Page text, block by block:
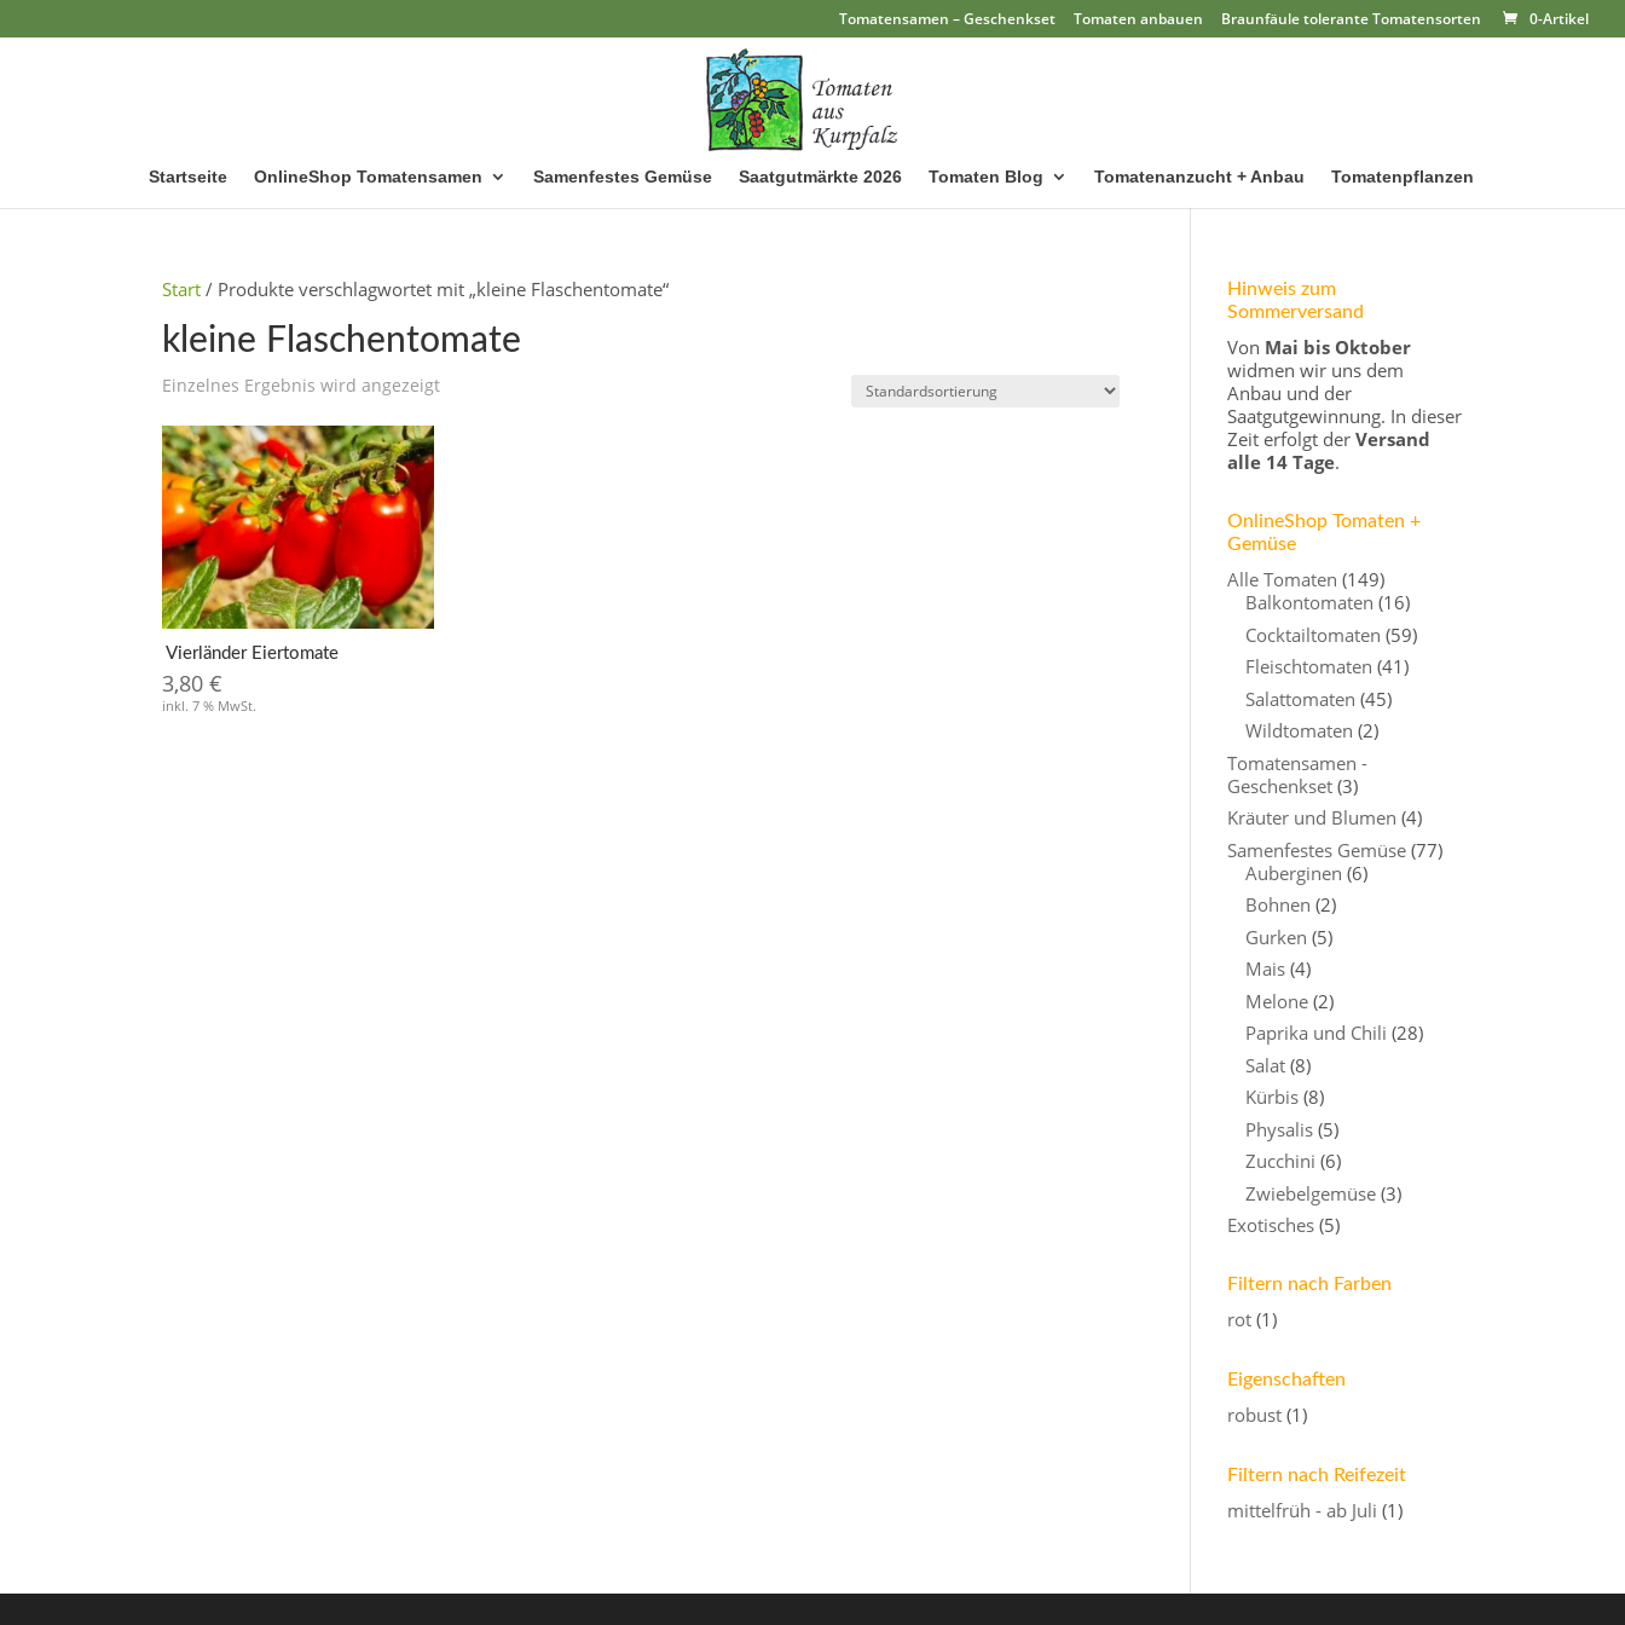
Tomatensamen – Geschenkset Tomaten anbauen Braunfäule tolerante Tomatensorten 0-Artikel
Startseite OnlineShop Tomatensamen Samenfestes Gemüse Saatgutmärkte 2026 Tomaten Blog Tomatenanzucht + Anbau Tomatenpflanzen
Start / Produkte verschlagwortet mit „kleine Flaschentomate“
kleine Flaschentomate
Einzelnes Ergebnis wird angezeigt
Vierländer Eiertomate
3,80€
inkl. 7 % MwSt.
Hinweis zum
Sommerversand
Von Mai bis Oktober
widmen wir uns dem
Anbau und der
Saatgutgewinnung. In dieser
Zeit erfolgt derVersand
alle 14 Tage.
OnlineShop Tomaten +
Gemüse
Alle Tomaten (149)
Balkontomaten (16)
Cocktailtomaten (59)
Fleischtomaten (41)
Salattomaten (45)
Wildtomaten (2)
Tomatensamen -
Geschenkset (3)
Kräuter und Blumen (4)
Samenfestes Gemüse (77)
Auberginen (6)
Bohnen (2)
Gurken (5)
Mais (4)
Melone (2)
Paprika und Chili (28)
Salat (8)
Kürbis (8)
Physalis (5)
Zucchini (6)
Zwiebelgemüse (3)
Exotisches (5)
Filtern nach Farben
rot (1)
Eigenschaften
robust (1)
Filtern nach Reifezeit
mittelfrüh - ab Juli (1)